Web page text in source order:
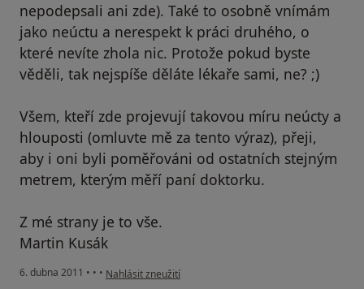
nepodepsali ani zde). Také to osobně vnímám
jako neúctu a nerespekt k práci druhého, o
které nevíte zhola nic. Protože pokud byste
věděli, tak nejspíše děláte lékaře sami, ne? ;)
Všem, kteří zde projevují takovou míru neúcty a
hlouposti (omluvte mě za tento výraz), přeji,
aby i oni byli poměřováni od ostatních stejným
metrem, kterým měří paní doktorku.
Z mé strany je to vše.
Martin Kusák
6. dubna 2011 • • • podle názoru uživatele Váš účet byl odstraněn
Nahlásit zneužití